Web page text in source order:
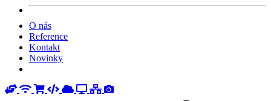
O nás
Reference
Kontakt
Novinky